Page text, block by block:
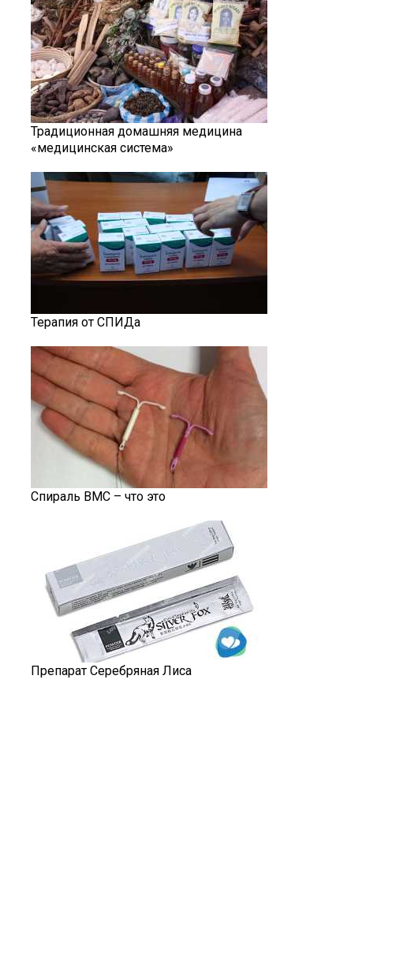
Традиционная домашняя медицина
«медицинская система»
Терапия от СПИДа
Спираль ВМС – что это
Препарат Серебряная Лиса